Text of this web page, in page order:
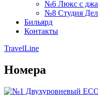
№6 Люкс с
№8 Студия
Бильярд
Контакты
TravelLine
Номера